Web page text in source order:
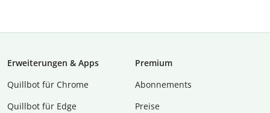
Erweiterungen & Apps
Quillbot für Chrome
Quillbot für Edge
Premium
Abon­ne­ments
Preise